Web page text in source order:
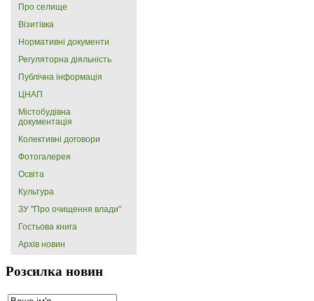
Про селище
Візитівка
Нормативні документи
Регуляторна діяльність
Публічна інформація
ЦНАП
Містобудівна
документація
Колективні договори
Фотогалерея
Освіта
Культура
ЗУ "Про очищення влади"
Гостьова книга
Архів новин
Розсилка новин